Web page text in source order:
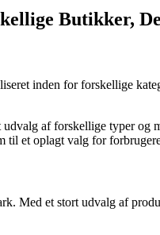
Butikker,
inden for forskellige
af forskellige typer og
et oplagt valg for
Med et stort udvalg af